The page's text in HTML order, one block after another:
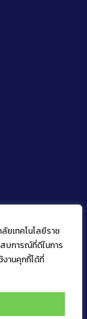
ยเทคโนโลยีราช
บการณ์ที่ดีในการ
งานคุกกี้ได้ที่
ยี มหาวิทยาลัย